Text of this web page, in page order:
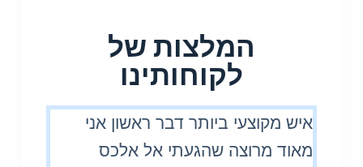
המלצות של
לקוחותינו
איש מקוצעי ביותר דבר ראשון אני
מאוד מרוצה שהגעתי אל אלכס